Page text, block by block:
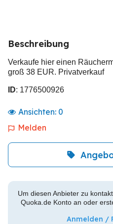
Beschreibung
Verkaufe hier einen
groß 38 EUR. Privatverkauf
ID: 1776500926
Ansichten: 0
Melden
Um diesen Anbieter zu
Quoka.de Konto an oder
Anmelden /